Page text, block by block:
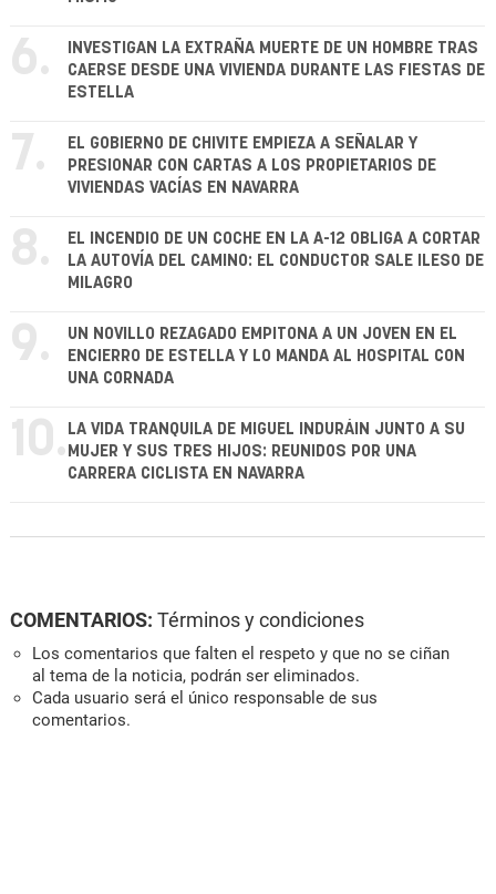
6.
INVESTIGAN LA EXTRAÑA MUERTE DE UN HOMBRE TRAS
CAERSE DESDE UNA VIVIENDA DURANTE LAS FIESTAS DE
ESTELLA
7.
EL GOBIERNO DE CHIVITE EMPIEZA A SEÑALAR Y
PRESIONAR CON CARTAS A LOS PROPIETARIOS DE
VIVIENDAS VACÍAS EN NAVARRA
8.
EL INCENDIO DE UN COCHE EN LA A-12 OBLIGA A CORTAR
LA AUTOVÍA DEL CAMINO: EL CONDUCTOR SALE ILESO DE
MILAGRO
9.
UN NOVILLO REZAGADO EMPITONA A UN JOVEN EN EL
ENCIERRO DE ESTELLA Y LO MANDA AL HOSPITAL CON
UNA CORNADA
10. LA VIDA TRANQUILA DE MIGUEL INDURÁIN JUNTO A SU
MUJER Y SUS TRES HIJOS: REUNIDOS POR UNA
CARRERA CICLISTA EN NAVARRA
COMENTARIOS: Términos y condiciones
Los comentarios que falten el respeto y que no se ciñan
al tema de la noticia, podrán ser eliminados.
Cada usuario será el único responsable de sus
comentarios.